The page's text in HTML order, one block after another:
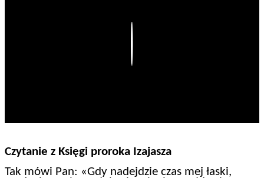
Czytanie z Księgi proroka Izajasza
Tak mówi Pan: «Gdy nadejdzie czas mej łaski,